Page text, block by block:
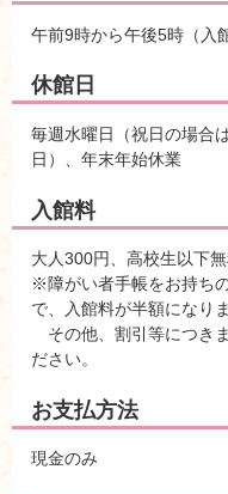
午前9時から午後5時（入
休館日
毎週水曜日（祝日の場合
日）、年末年始休業
入館料
大人300円、高校生以下
※障がい者手帳をお持ち
で、入館料が半額になりま
その他、割引等につき
ださい。
お支払方法
現金のみ